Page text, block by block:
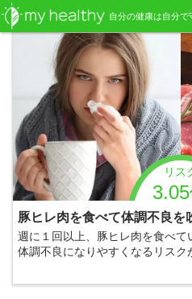
リス
豚ヒレ肉を食べて体調不良を
週に１回以上、豚ヒレ肉を食べて
体調不良になりやすくなるリスク
自分の健康は自分で